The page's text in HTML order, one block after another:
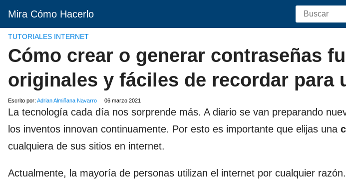
Mira Cómo Hacerlo
TUTORIALES INTERNET
Cómo crear o generar contraseñas
originales y fáciles de recordar para
Escrito por: Adrian Almiñana Navarro 06 marzo 2021
La tecnología cada día nos sorprende más. A diario se van preparando
los inventos innovan continuamente. Por esto es importante que elijas una
cualquiera de sus sitios en internet.
Actualmente, la mayoría de personas utilizan el internet por cualquier